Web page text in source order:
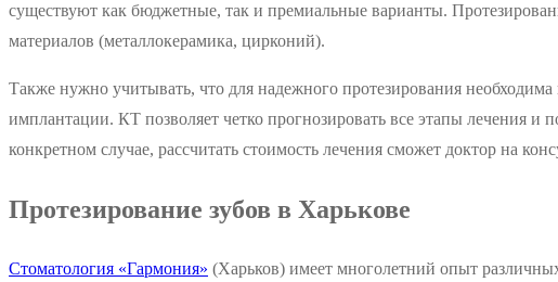
существуют как бюджетные, так и премиальные варианты.
материалов (металлокерамика, цирконий).
Также нужно учитывать, что для надежного протезирования
имплантации. КТ позволяет четко прогнозировать все этапы лечения
конкретном случае, рассчитать стоимость лечения сможет доктор на
Протезирование зубов в Харькове
Стоматология «Гармония» (Харьков) имеет многолетний опыт